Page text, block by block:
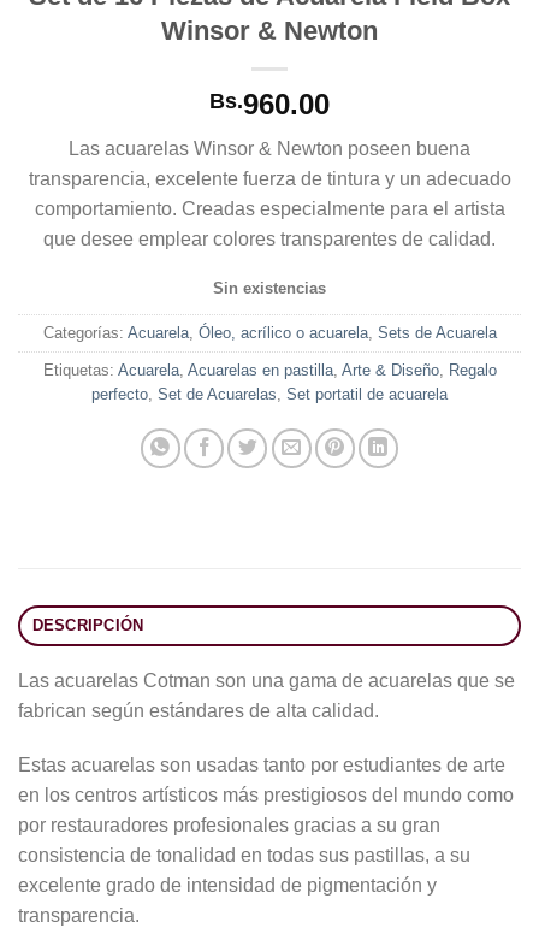
Winsor & Newton
Bs.960.00
Las acuarelas Winsor & Newton poseen buena
transparencia, excelente fuerza de tintura y un adecuado
comportamiento. Creadas especialmente para el artista
que desee emplear colores transparentes de calidad.
Sin existencias
Categorías: Acuarela, Óleo, acrílico o acuarela, Sets de Acuarela
Etiquetas: Acuarela, Acuarelas en pastilla, Arte & Diseño, Regalo
perfecto Set de Acuarelas Set portatil de acuarela
DESCRIPCIÓN
Las acuarelas Cotman son una gama de acuarelas que se
fabrican según estándares de alta calidad.
Estas acuarelas son usadas tanto por estudiantes de arte
en los centros artísticos más prestigiosos del mundo como
por restauradores profesionales gracias a su gran
consistencia de tonalidad en todas sus pastillas, a su
excelente grado de intensidad de pigmentación y
transparencia.